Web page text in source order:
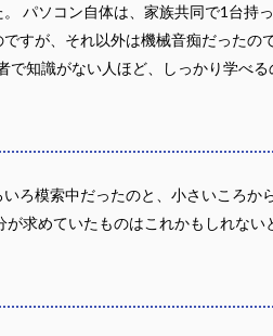
パソコン自体は、家族共同で1台持
すが、それ以外は機械音痴だった
知識がない人ほど、しっかり学べ
ろ模索中だったのと、小さいころか
求めていたものはこれかもしれな